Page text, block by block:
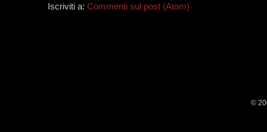
Iscriviti a: Commenti sul post (Atom)
©